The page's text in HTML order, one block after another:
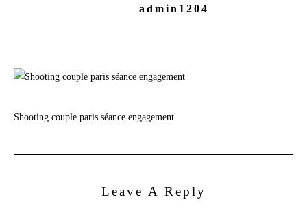
admin1204
Shooting couple paris séance engagement
Leave A Reply